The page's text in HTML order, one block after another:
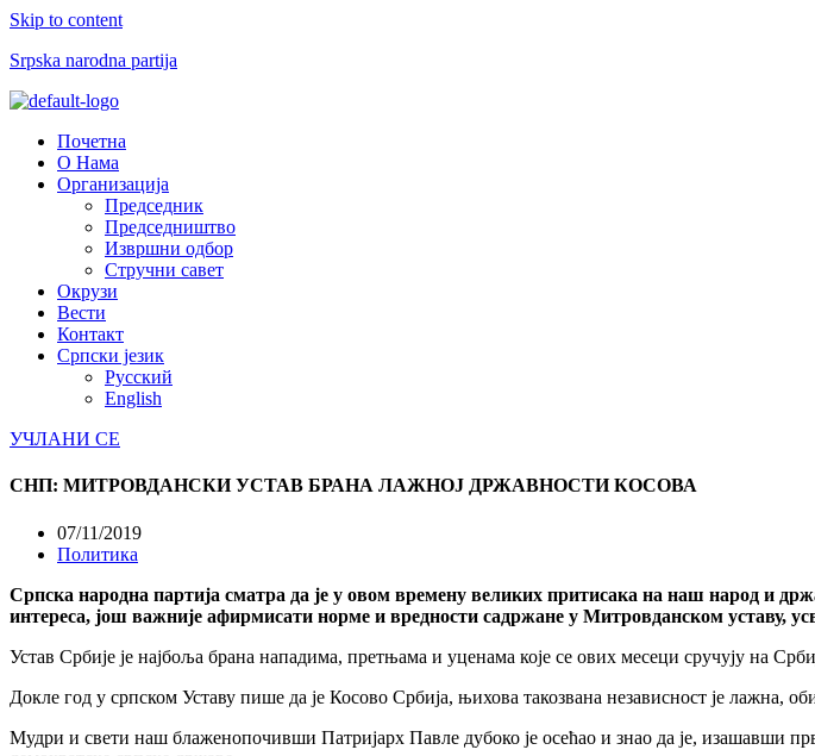
Skip to content
Srpska narodna partija
Menu
Почетна
О Нама
Организација
Председник
Председништво
Извршни одбор
Стручни савет
Окрузи
Вести
Контакт
Српски језик
Русский
English
УЧЛАНИ СЕ
СНП: МИТРОВДАНСКИ УСТАВ БРАНА ЛАЖНОЈ ДРЖАВНОСТИ КОСОВА
07/11/2019
Политика
Српска народна партија сматра да је у овом времену великих притисака на наш народ и
интереса, још важније афирмисати норме и вредности садржане у Митровданском уставу,
Устав Србије је најбоља брана нападима, претњама и уценама које се ових месеци сручују на
Докле год у српском Уставу пише да је Косово Србија, њихова такозвана независност је лажна,
Мудри и свети наш блаженопочивши Патријарх Павле дубоко је осећао и знао да је, изашавши